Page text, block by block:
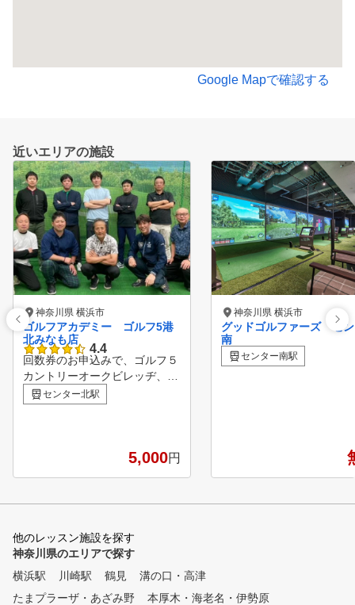
Google Mapで確認する
近いエリアの施設
神奈川県 横浜市
ゴルフアカデミー ゴルフ5港
北みなも店
4.4
回数券のお申込みで、ゴルフ５
カントリーオークビレッヂ、か
さまフォレスト、サニーフィー
ルドにてご利用いただける、平
場利用税、飲食代等はお客様負
カデミーの特徴】 ① 金谷多
入会者には、金谷プロ監修レ
ッスンテキストを無料配布！
お好きな時に通えます。
曜日毎に様々な時間帯でレッ
センター北駅
5,000円
神奈川県 横浜市
グッドゴルファーズ セ
南
センター南駅
他のレッスン施設を探す
神奈川県のエリアで探す
横浜駅
川崎駅 鶴見
溝の口・高津
たまプラーザ・あざみ野
本厚木・海老名・伊勢原